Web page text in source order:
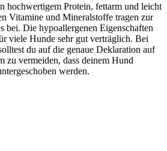
hochwertigem Protein, fettarm und leicht
Vitamine und Mineralstoffe tragen zur
bei. Die hypoallergenen Eigenschaften
viele Hunde sehr gut verträglich. Bei
du auf die genaue Deklaration auf
zu vermeiden, dass deinem Hund
werden.